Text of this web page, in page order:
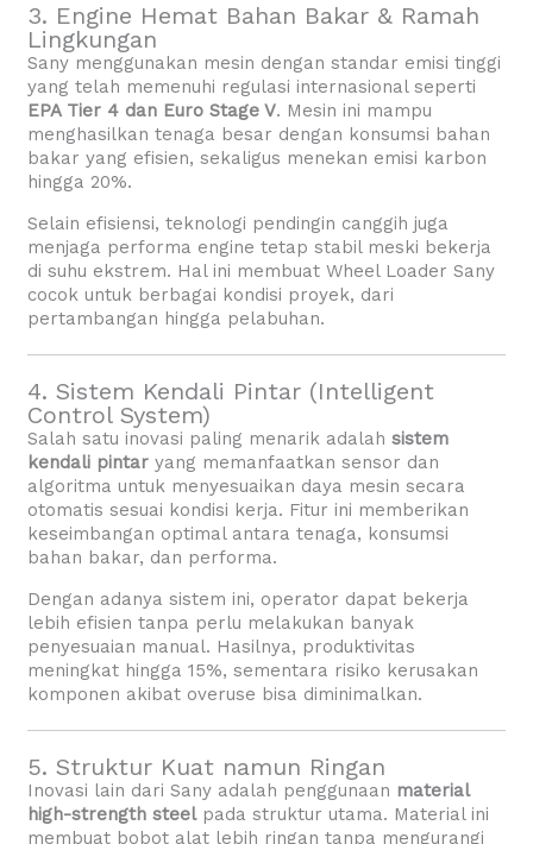
3. Engine Hemat Bahan Bakar & Ramah
Lingkungan
Sany menggunakan mesin dengan standar emisi tinggi
yang telah memenuhi regulasi internasional seperti
EPA Tier 4 dan Euro Stage V. Mesin ini mampu
menghasilkan tenaga besar dengan konsumsi bahan
bakar yang efisien, sekaligus menekan emisi karbon
hingga 20%.
Selain efisiensi, teknologi pendingin canggih juga
menjaga performa engine tetap stabil meski bekerja
di suhu ekstrem. Hal ini membuat Wheel Loader Sany
cocok untuk berbagai kondisi proyek, dari
pertambangan hingga pelabuhan.
4. Sistem Kendali Pintar (Intelligent
Control System)
Salah satu inovasi paling menarik adalahsistem
kendali pintar yang memanfaatkan sensor dan
algoritma untuk menyesuaikan daya mesin secara
otomatis sesuai kondisi kerja. Fitur ini memberikan
keseimbangan optimal antara tenaga, konsumsi
bahan bakar, dan performa.
Dengan adanya sistem ini, operator dapat bekerja
lebih efisien tanpa perlu melakukan banyak
penyesuaian manual. Hasilnya, produktivitas
meningkat hingga 15%, sementara risiko kerusakan
komponen akibat overuse bisa diminimalkan.
5. Struktur Kuat namun Ringan
Inovasi lain dari Sany adalah penggunaan material
high-strength steelpada struktur utama. Material ini
membuat bobot alat lebih ringan tanpa mengurangi